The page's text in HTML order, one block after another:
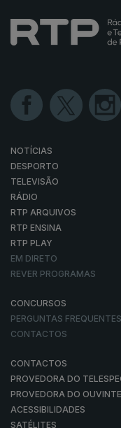
NOTÍCIAS
DESPORTO
TELEVISÃO
RÁDIO
RTP ARQUIVOS
RTP ENSINA
RTP PLAY
EM DIRETO
REVER PROGRAMAS
CONCURSOS
PERGUNTAS FREQUENTES
CONTACTOS
CONTACTOS
PROVEDORA DO
PROVEDORA DO OUVINTE
ACESSIBILIDADES
SATÉLITES